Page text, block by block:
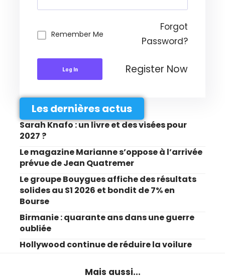
Remember Me
Forgot
Password?
Log In Register Now
Les dernières actus
Sarah Knafo : un livre et des visées pour
2027 ?
Le magazine Marianne s’oppose à l’arrivée
prévue de Jean Quatremer
Le groupe Bouygues affiche des résultats
solides au S1 2026 et bondit de 7% en
Bourse
Birmanie : quarante ans dans une guerre
oubliée
Hollywood continue de réduire la voilure
Mais aussi...